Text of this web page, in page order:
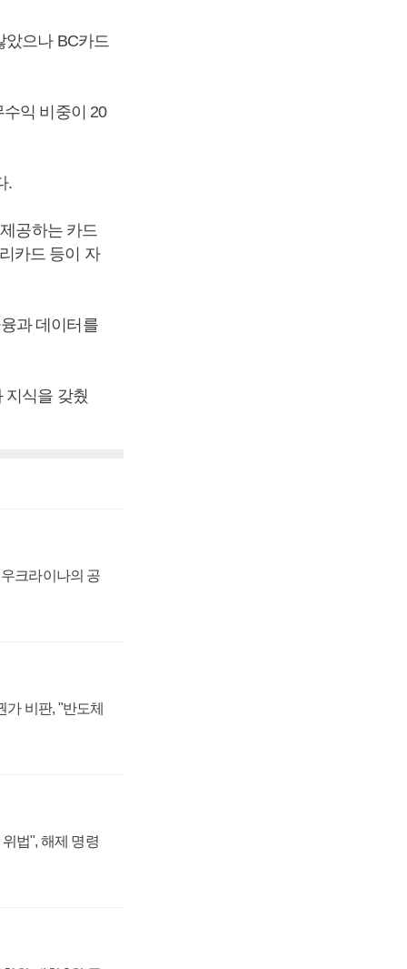
았으나 BC카드
익 비중이 20
.
공하는 카드
카드 등이 자
과 데이터를
지식을 갖췄
크라이나의 공
비판, "반도체
법", 해제 명령